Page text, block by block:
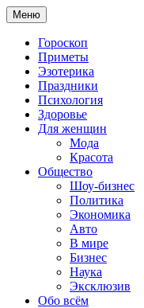
Меню
Гороскоп
Приметы
Эзотерика
Праздники
Психология
Здоровье
Для женщин
Мода
Красота
Общество
Шоу-бизнес
Политика
Экономика
Авто
В мире
Бизнес
Наука
Эксклюзив
Обо всём